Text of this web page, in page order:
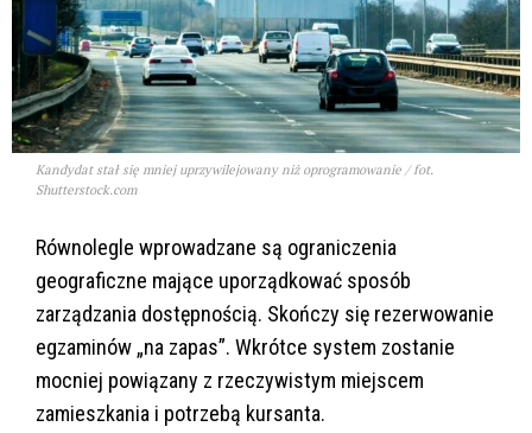
Kandydat stał się mniej uprzywilejowany niż oprogramowanie / fot.
Shutterstock.com
Równolegle wprowadzane są ograniczenia
geograficzne mające uporządkować sposób
zarządzania dostępnością. Skończy się rezerwowanie
egzaminów „na zapas”. Wkrótce system zostanie
mocniej powiązany z rzeczywistym miejscem
zamieszkania i potrzebą kursanta.